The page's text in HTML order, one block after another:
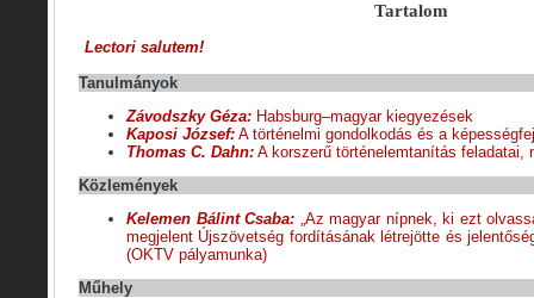
Tartalom
Lectori salutem!
Tanulmányok
Závodszky Géza: Habsburg–magyar kiegyezések
Kaposi József: A történelmi gondolkodás és a
Thomas C. Dahn: A korszerű történelemtanítás feladatai,
Közlemények
Kelemen Bálint Csaba: „Az magyar nípnek, ki ezt
megjelent Újszövetség fordításának létrejötte és
(OKTV pályamunka)
Műhely